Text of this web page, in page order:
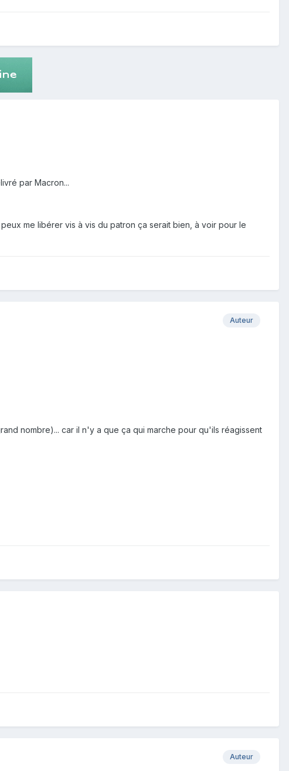
par Macron...
me libérer vis à vis du patron ça serait bien, à voir pour le
Auteur
nombre)... car il n'y a que ça qui marche pour qu'ils réagissent
Auteur